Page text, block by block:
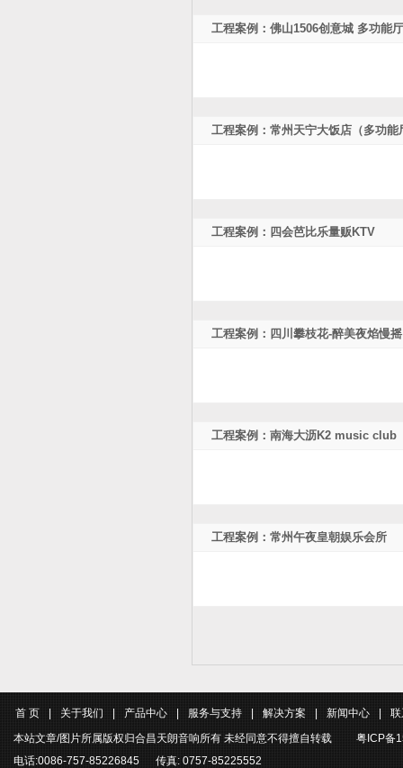
工程案例：佛山1506创意城 多功能厅
工程案例：常州天宁大饭店（多功能
工程案例：四会芭比乐量贩KTV
工程案例：四川攀枝花-醉美夜焰慢
工程案例：南海大沥K2 music club
工程案例：常州午夜皇朝娱乐会所
首 页 关于我们 产品中心 服务与支持 解决方案 新闻中心
本站文章/图片所属版权归合昌天朗音响所有 未经同意不得擅自转载 粤ICP备
电话:0086-757-85226845 传真: 0757-85225552